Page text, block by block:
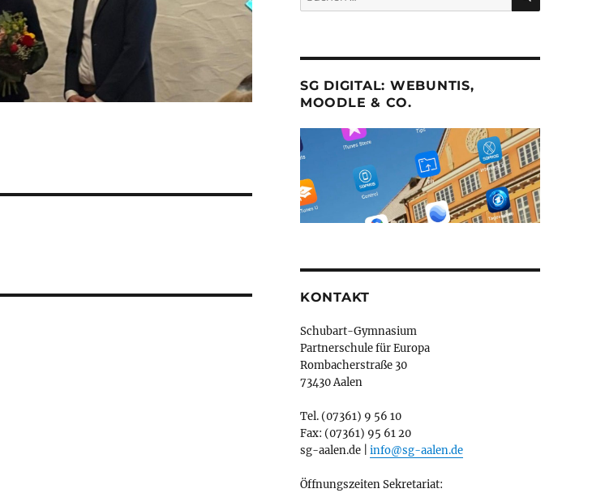
nach:
SG DIGITAL: WEBUNTIS,
MOODLE & CO.
KONTAKT
Schubart-Gymnasium
Partnerschule für Europa
Rombacherstraße 30
73430 Aalen
Tel. (07361) 9 56 10
Fax: (07361) 95 61 20
sg-aalen.de | info@sg-aalen.de
Öffnungszeiten Sekretariat: